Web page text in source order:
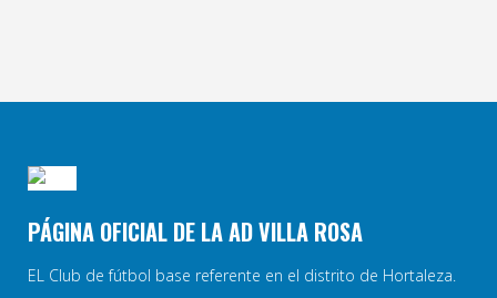
PÁGINA OFICIAL DE LA AD VILLA ROSA
EL Club de fútbol base referente en el distrito de Hortaleza.